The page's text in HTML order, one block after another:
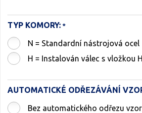
TYP KOMORY:
N = Standardní nástrojová ocel
H = Instalován válec s vložkou
AUTOMATICKÉ ODŘEZÁVÁNÍ
Bez automatického odřezu